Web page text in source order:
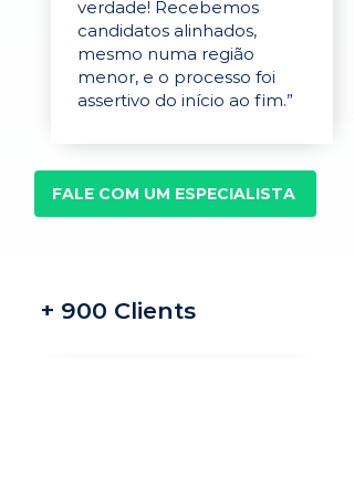
verdade! Recebemos
candidatos alinhados,
mesmo numa região
menor, e o processo foi
assertivo do início ao fim.”
FALE COM UM ESPECIALISTA
+ 900 Clients